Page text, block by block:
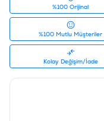
%100 Orijinal
%100 Mutlu Müşteriler
Kolay Değişim/İade